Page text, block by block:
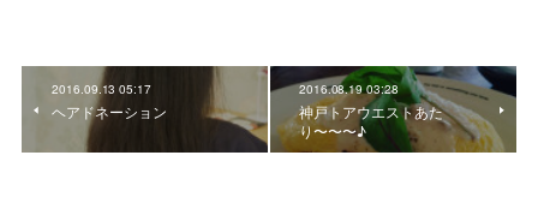
2016.09.13 05:17
ヘアドネーション
2016.08.19 03:28
神戸トアウエストあた
り〜〜〜♪